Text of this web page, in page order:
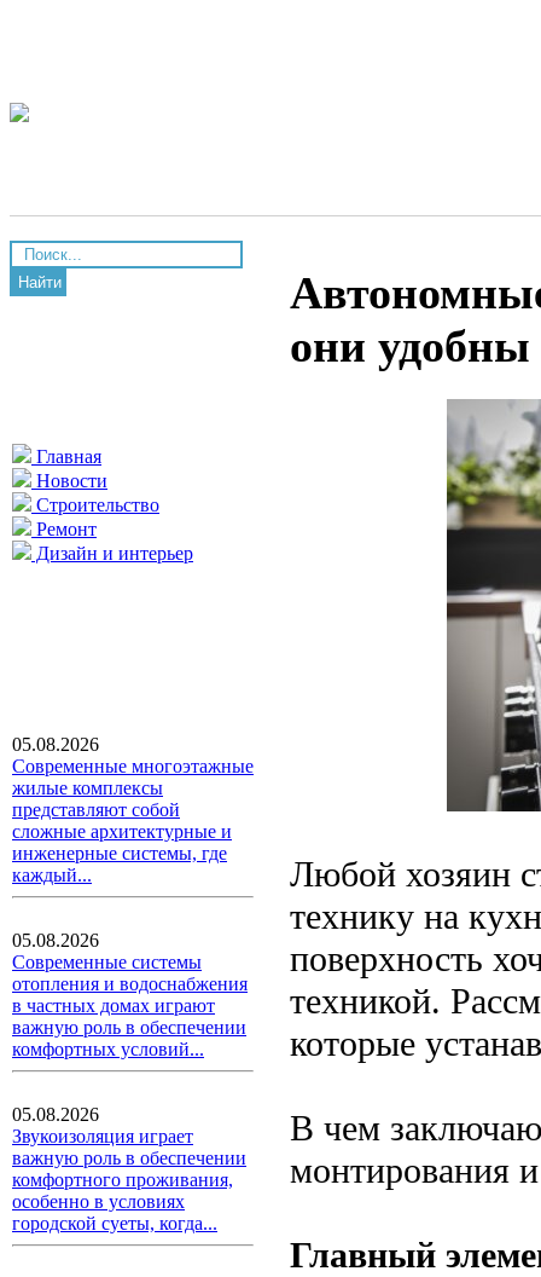
Найти
Главная
Новости
Строительство
Ремонт
Дизайн и интерьер
05.08.2026
Современные многоэтажные
жилые комплексы
представляют собой
сложные архитектурные и
инженерные системы, где
каждый...
05.08.2026
Современные системы
отопления и водоснабжения
в частных домах играют
важную роль в обеспечении
комфортных условий...
05.08.2026
Звукоизоляция играет
важную роль в обеспечении
комфортного проживания,
особенно в условиях
городской суеты, когда...
они удобны
Любой хозяин
технику на
поверхность
техникой.
которые
В чем
монтирования
Главный